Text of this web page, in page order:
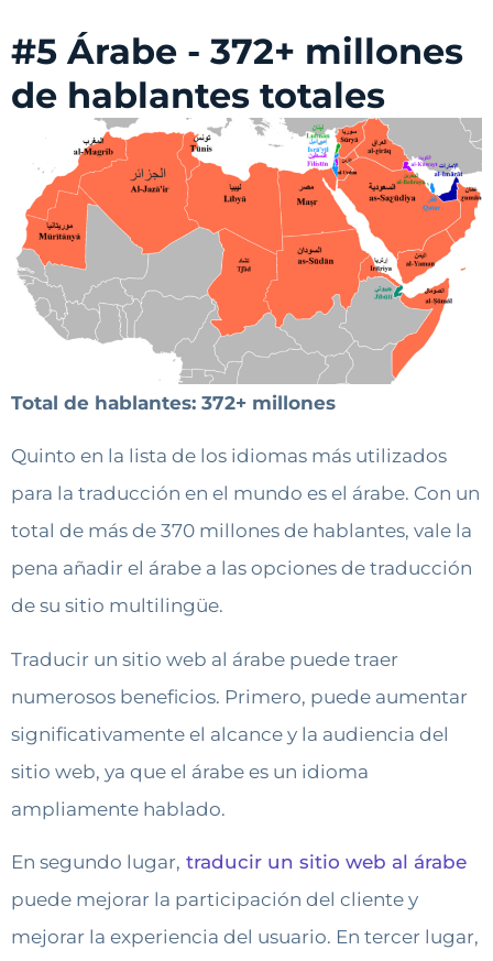
#5 Árabe - 372+ millones
de hablantes totales
Total de hablantes: 372+ millones
Quinto en la lista de los idiomas más utilizados
para la traducción en el mundo es el árabe. Con un
total de más de 370 millones de hablantes, vale la
pena añadir el árabe a las opciones de traducción
de su sitio multilingüe.
Traducir un sitio web al árabe puede traer
numerosos beneficios. Primero, puede aumentar
significativamente el alcance y la audiencia del
sitio web, ya que el árabe es un idioma
ampliamente hablado.
En segundo lugar, traducir un sitio web al árabe
puede mejorar la participación del cliente y
mejorar la experiencia del usuario. En tercer lugar,